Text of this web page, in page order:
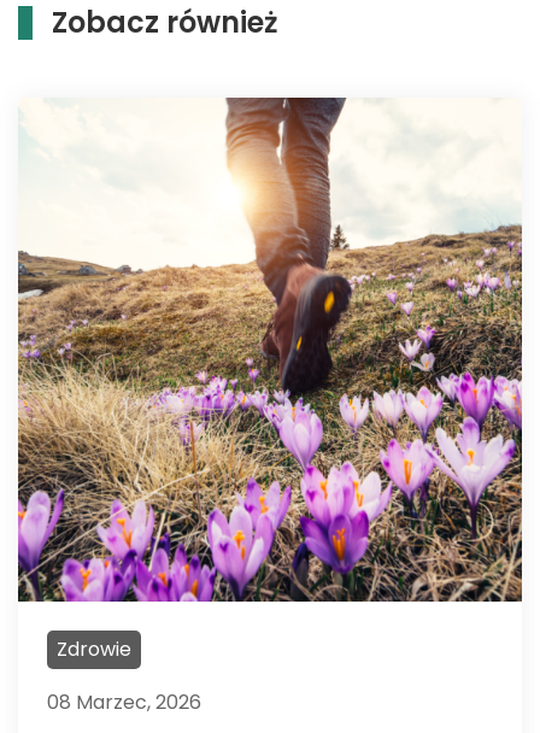
Zobacz również
Zdrowie
08 Marzec, 2026